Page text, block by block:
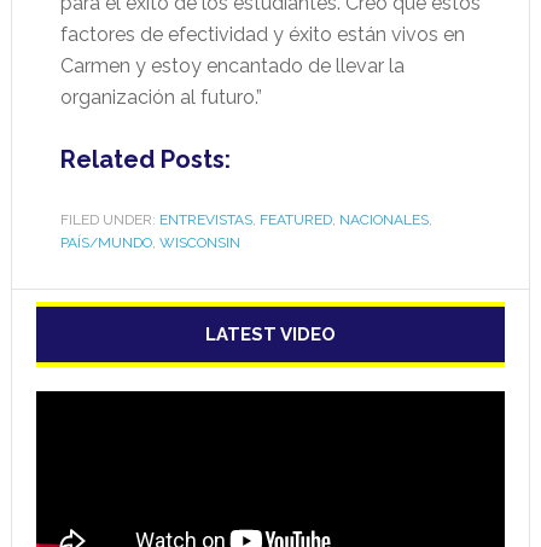
factores de efectividad y éxito están vivos en
Carmen y estoy encantado de llevar la
organización al futuro.”
Related Posts:
FILED UNDER: ENTREVISTAS, FEATURED, NACIONALES,
PAÍS/MUNDO, WISCONSIN
LATEST VIDEO